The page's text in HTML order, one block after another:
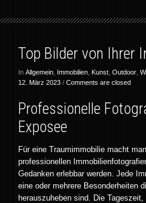
Top Bilder von Ihrer
In Allgemein Immobilien Kunst Outdoor
12. März 2023 / Comments are closed
Professionelle
Exposee
Für eine Traumimmobilie macht
professionellen
Gedanken erlebbar werden. Jede
eine oder mehrere Besonderheiten
herauszuheben sind. Die